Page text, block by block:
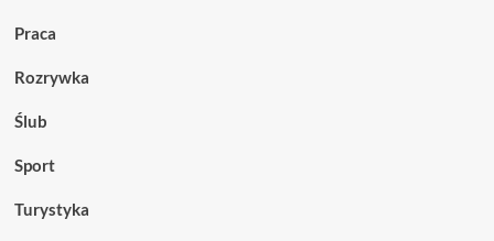
Praca
Rozrywka
Ślub
Sport
Turystyka